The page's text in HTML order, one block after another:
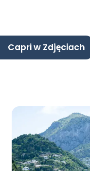
Capri w Zdjęciach